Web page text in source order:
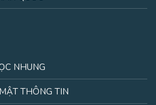
NHUNG
THÔNG TIN